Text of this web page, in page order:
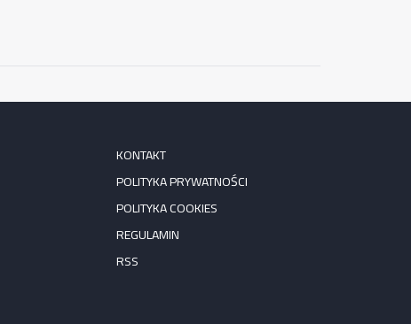
KONTAKT
POLITYKA PRYWATNOŚCI
POLITYKA COOKIES
REGULAMIN
RSS